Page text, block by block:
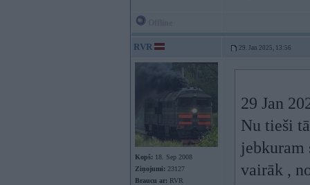
RVR 29. Jan 2025, 13:56
Kopš: 18. Sep 2008
Ziņojumi: 23127
Braucu ar: RVR
29 Jan
Nu tieši
jebkuram
vairāk ,